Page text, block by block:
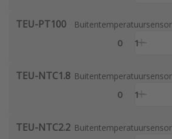
TEU-PT100
0 1
TEU-NTC1.8
0 1
TEU-NTC2.2